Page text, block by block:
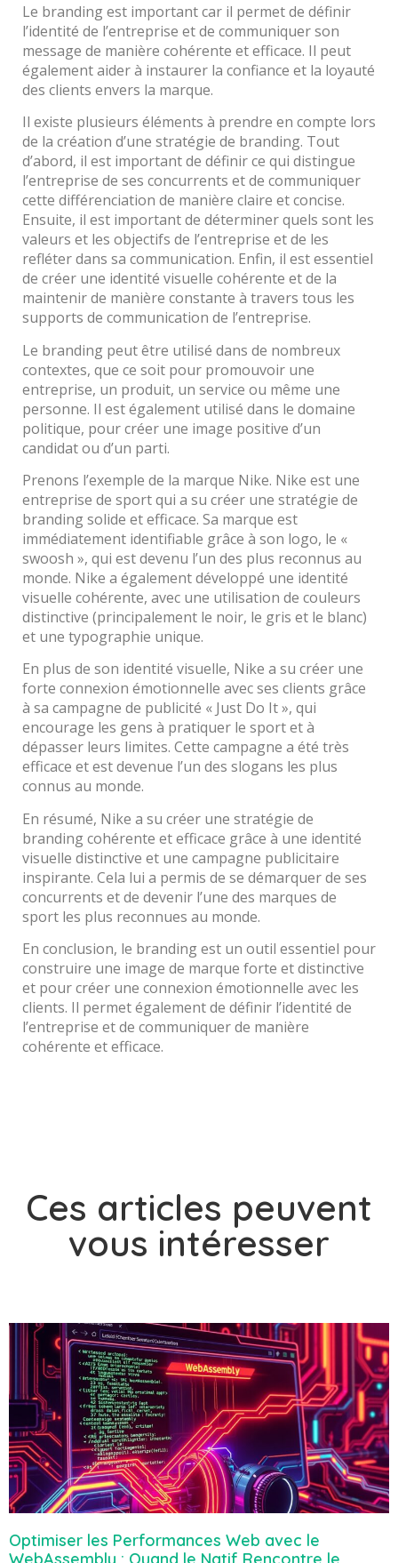
Le branding est important car il permet de définir
l’identité de l’entreprise et de communiquer son
message de manière cohérente et efficace. Il peut
également aider à instaurer la confiance et la loyauté
des clients envers la marque.
Il existe plusieurs éléments à prendre en compte lors
de la création d’une stratégie de branding. Tout
d’abord, il est important de définir ce qui distingue
l’entreprise de ses concurrents et de communiquer
cette différenciation de manière claire et concise.
Ensuite, il est important de déterminer quels sont les
valeurs et les objectifs de l’entreprise et de les
refléter dans sa communication. Enfin, il est essentiel
de créer une identité visuelle cohérente et de la
maintenir de manière constante à travers tous les
supports de communication de l’entreprise.
Le branding peut être utilisé dans de nombreux
contextes, que ce soit pour promouvoir une
entreprise, un produit, un service ou même une
personne. Il est également utilisé dans le domaine
politique, pour créer une image positive d’un
candidat ou d’un parti.
Prenons l’exemple de la marque Nike. Nike est une
entreprise de sport qui a su créer une stratégie de
branding solide et efficace. Sa marque est
immédiatement identifiable grâce à son logo, le «
swoosh », qui est devenu l’un des plus reconnus au
monde. Nike a également développé une identité
visuelle cohérente, avec une utilisation de couleurs
distinctive (principalement le noir, le gris et le blanc)
et une typographie unique.
En plus de son identité visuelle, Nike a su créer une
forte connexion émotionnelle avec ses clients grâce
à sa campagne de publicité « Just Do It », qui
encourage les gens à pratiquer le sport et à
dépasser leurs limites. Cette campagne a été très
efficace et est devenue l’un des slogans les plus
connus au monde.
En résumé, Nike a su créer une stratégie de
branding cohérente et efficace grâce à une identité
visuelle distinctive et une campagne publicitaire
inspirante. Cela lui a permis de se démarquer de ses
concurrents et de devenir l’une des marques de
sport les plus reconnues au monde.
En conclusion, le branding est un outil essentiel pour
construire une image de marque forte et distinctive
et pour créer une connexion émotionnelle avec les
clients. Il permet également de définir l’identité de
l’entreprise et de communiquer de manière
cohérente et efficace.
Ces articles peuvent
vous intéresser
Optimiser les Performances Web avec le
WebAssembly : Quand le Natif Rencontre le